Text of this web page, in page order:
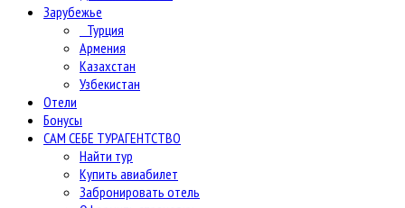
Зарубежье
Турция
Армения
Казахстан
Узбекистан
Отели
Бонусы
САМ СЕБЕ ТУРАГЕНТСТВО
Найти тур
Купить авиабилет
Забронировать отель